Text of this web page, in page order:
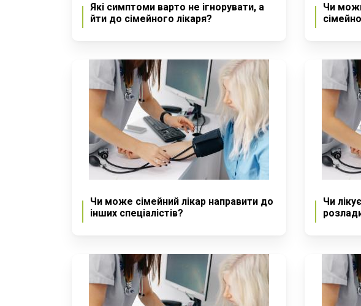
Які симптоми варто не ігнорувати, а
йти до сімейного лікаря?
Чи
Чи може сімейний лікар направити до
інших спеціалістів?
Чи